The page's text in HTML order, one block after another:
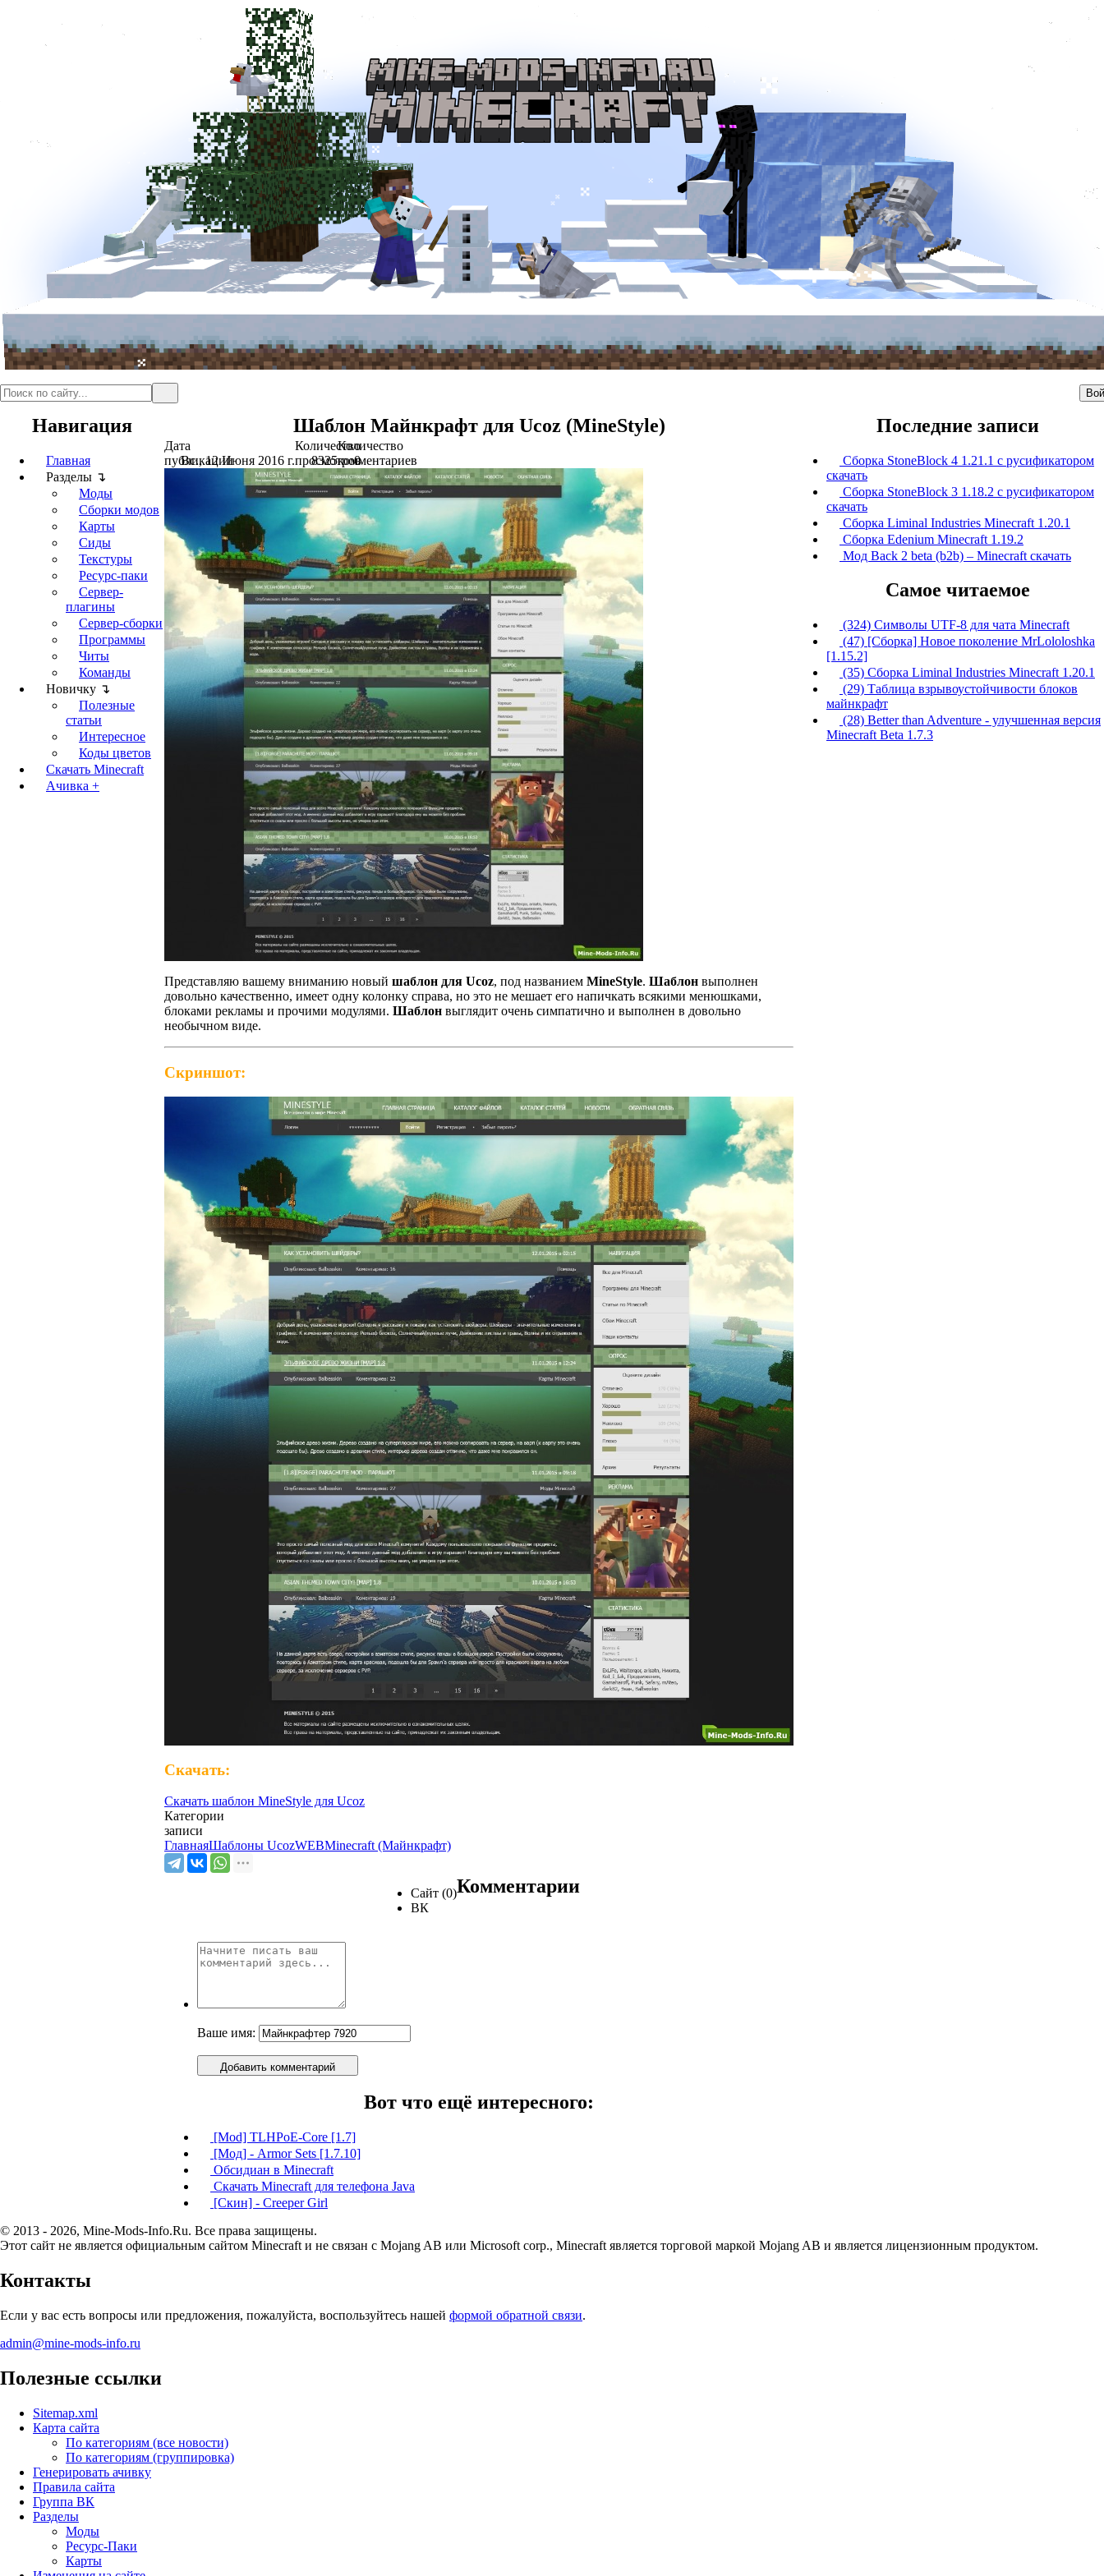
Навигация
Главная
Разделы ↴
Моды
Сборки модов
Карты
Сиды
Текстуры
Ресурс-паки
Сервер-
плагины
Сервер-сборки
Программы
Читы
Команды
Новичку ↴
Полезные
статьи
Интересное
Коды цветов
Скачать Minecraft
Ачивка +
Шаблон Майнкрафт для Ucoz (MineStyle)
Дата
публикации
Вс., 12 Июня 2016 г.
Количество
просмотров
8325
Количество
комментариев
0
Представляю вашему вниманию новый шаблон для Ucoz, под названием MineStyle. Шаблон выполнен
довольно качественно, имеет одну колонку справа, но это не мешает его напичкать всякими менюшками,
блоками рекламы и прочими модулями. Шаблон выглядит очень симпатично и выполнен в довольно
необычном виде.
Скриншот:
Скачать:
Скачать шаблон MineStyle для Ucoz
Категории
записи
ГлавнаяШаблоны UcozWEBMinecraft (Майнкрафт)
Сайт (0)
ВК
Комментарии
Ваше имя:
Добавить комментарий
Вот что ещё интересного:
[Mod] TLHPoE-Core [1.7]
[Мод] - Armor Sets [1.7.10]
Обсидиан в Minecraft
Скачать Minecraft для телефона Java
[Скин] - Creeper Girl
Последние записи
Сборка StoneBlock 4 1.21.1 с русификатором
скачать
Сборка StoneBlock 3 1.18.2 с русификатором
скачать
Сборка Liminal Industries Minecraft 1.20.1
Сборка Edenium Minecraft 1.19.2
Мод Back 2 beta (b2b) – Minecraft скачать
Самое читаемое
(324) Символы UTF-8 для чата Minecraft
(47) [Сборка] Новое поколение MrLololoshka
[1.15.2]
(35) Сборка Liminal Industries Minecraft 1.20.1
(29) Таблица взрывоустойчивости блоков
майнкрафт
(28) Better than Adventure - улучшенная версия
Minecraft Beta 1.7.3
© 2013 - 2026, Mine-Mods-Info.Ru. Все права защищены.
Этот сайт не является официальным сайтом Minecraft и не связан с Mojang AB или Microsoft corp., Minecraft является торговой маркой Mojang AB и является лицензионным продуктом.
Контакты
Если у вас есть вопросы или предложения, пожалуйста, воспользуйтесь нашей формой обратной связи.
admin@mine-mods-info.ru
Полезные ссылки
Sitemap.xml
Карта сайта
По категориям (все новости)
По категориям (группировка)
Генерировать ачивку
Правила сайта
Группа ВК
Разделы
Моды
Ресурс-Паки
Карты